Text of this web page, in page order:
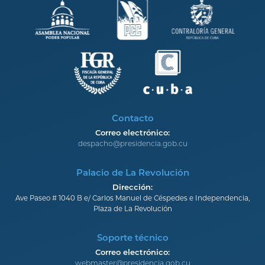
Contacto
Correo electrónico:
despacho@presidencia.gob.cu
Palacio de La Revolución
Dirección:
Ave Paseo # 1040 B e/ Carlos Manuel de Céspedes e Independencia,
Plaza de La Revolución
Soporte técnico
Correo electrónico:
webmaster@presidencia.gob.cu